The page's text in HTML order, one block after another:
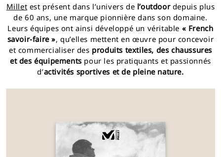
Millet est présent dans l’univers de l’outdoordepuis plus
de 60 ans, une marque pionnière dans son domaine.
Leurs équipes ont ainsi développé un véritable « French
savoir-faire », qu’elles mettent en œuvre pour concevoir
et commercialiser des produits textiles, des chaussures
et des équipementspour les pratiquants et passionnés
d’activités sportives et de pleine nature.